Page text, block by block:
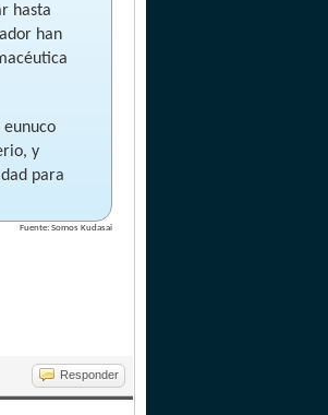
hasta
han
y
para
Fuente: Somos Kudasai
Responder